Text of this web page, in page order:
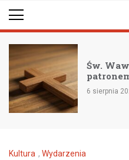
Św.
6 sierpnia
Kultura , Wydarzenia